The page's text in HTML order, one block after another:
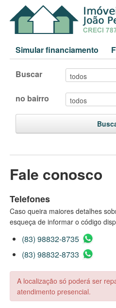
Simular financiamento
Buscar
no bairro
Fale conosco
Telefones
Caso queira maiores detalhes
esqueça de informar o código
(83) 98832-8735
(83) 98832-8733
A localização só poderá ser
atendimento presencial.